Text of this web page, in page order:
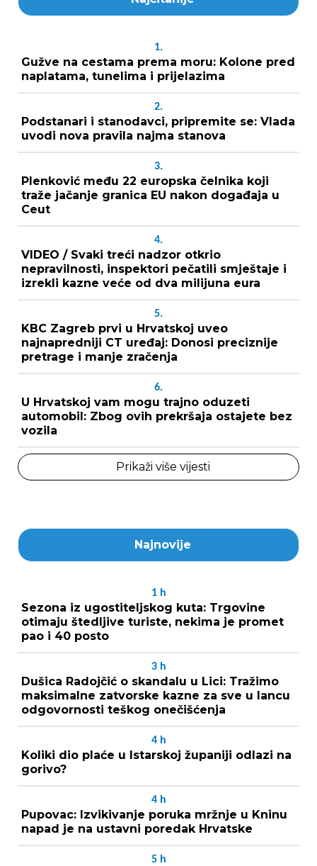
1.
Gužve na cestama prema moru: Kolone pred
naplatama, tunelima i prijelazima
2.
Podstanari i stanodavci, pripremite se: Vlada
uvodi nova pravila najma stanova
3.
Plenković među 22 europska čelnika koji
traže jačanje granica EU nakon događaja u
Ceut
4.
VIDEO / Svaki treći nadzor otkrio
nepravilnosti, inspektori pečatili smještaje i
izrekli kazne veće od dva milijuna eura
5.
KBC Zagreb prvi u Hrvatskoj uveo
najnapredniji CT uređaj: Donosi preciznije
pretrage i manje zračenja
6.
U Hrvatskoj vam mogu trajno oduzeti
automobil: Zbog ovih prekršaja ostajete bez
vozila
Prikaži više vijesti
Najnovije
1 h
Sezona iz ugostiteljskog kuta: Trgovine
otimaju štedljive turiste, nekima je promet
pao i 40 posto
3 h
Dušica Radojčić o skandalu u Lici: Tražimo
maksimalne zatvorske kazne za sve u lancu
odgovornosti teškog onečišćenja
4 h
Koliki dio plaće u Istarskoj županiji odlazi na
gorivo?
4 h
Pupovac: Izvikivanje poruka mržnje u Kninu
napad je na ustavni poredak Hrvatske
5 h